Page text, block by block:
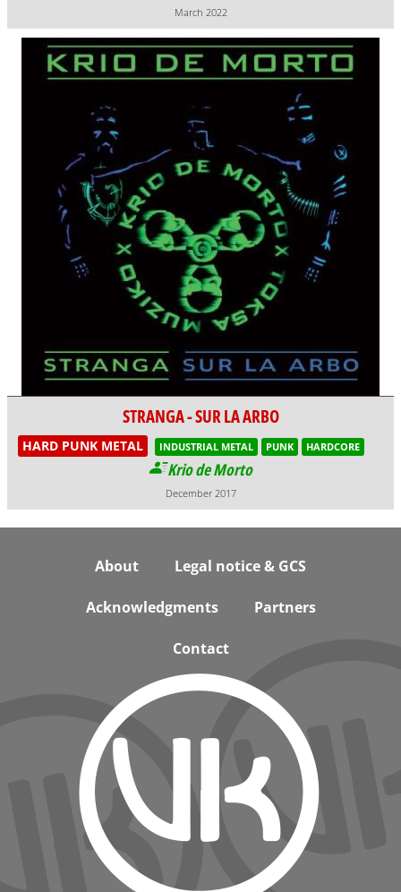
March 2022
STRANGA - SUR LA ARBO
HARD PUNK METAL INDUSTRIAL METAL PUNK HARDCORE
Krio de Morto
December 2017
About Legal notice & GCS
Acknowledgments Partners
Contact